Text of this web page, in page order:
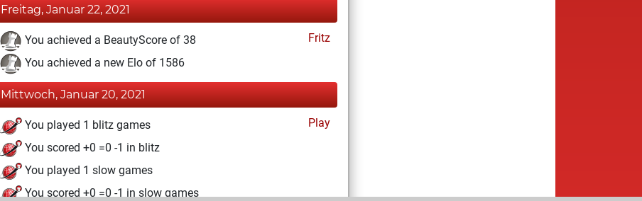
Freitag, Januar 22, 2021
You achieved a BeautyScore of 38
Fritz
You achieved a new Elo of 1586
Mittwoch, Januar 20, 2021
You played 1 blitz games
Play
You scored +0 =0 -1 in blitz
You played 1 slow games
You scored +0 =0 -1 in slow games